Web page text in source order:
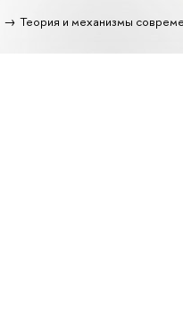
Теория и механизмы